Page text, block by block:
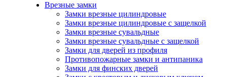
Врезные замки
Замки врезные цилиндровые
Замки врезные цилиндровые с защелкой
Замки врезные сувальдные
Замки врезные сувальдные с защелкой
Замки для дверей из профиля
Противопожарные замки и антипаника
Замки для финских дверей